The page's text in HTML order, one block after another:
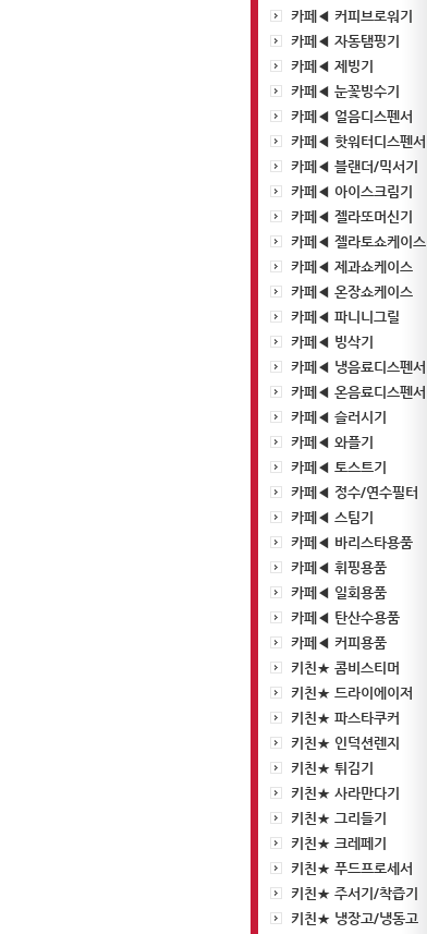
카페◀ 커피브로워기
카페◀ 자동탬핑기
카페◀ 제빙기
카페◀ 눈꽃빙수기
카페◀ 얼음디스펜서
카페◀ 핫워터디스펜서
카페◀ 블랜더/믹서기
카페◀ 아이스크림기
카페◀ 젤라또머신기
카페◀ 젤라토쇼케이스
카페◀ 제과쇼케이스
카페◀ 온장쇼케이스
카페◀ 파니니그릴
카페◀ 빙삭기
카페◀ 냉음료디스펜서
카페◀ 온음료디스펜서
카페◀ 슬러시기
카페◀ 와플기
카페◀ 토스트기
카페◀ 정수/연수필터
카페◀ 스팀기
카페◀ 바리스타용품
카페◀ 휘핑용품
카페◀ 일회용품
카페◀ 탄산수용품
카페◀ 커피용품
키친★ 콤비스티머
키친★ 드라이에이저
키친★ 파스타쿠커
키친★ 인덕션렌지
키친★ 튀김기
키친★ 사라만다기
키친★ 그리들기
키친★ 크레페기
키친★ 푸드프로세서
키친★ 주서기/착즙기
키친★ 냉장고/냉동고